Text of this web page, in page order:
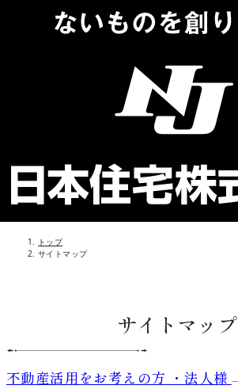
トップ
サイトマップ
サイトマップ
不動産活用をお考えの方 ・法人様